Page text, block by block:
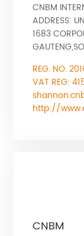
CNBM
ADDRESS:
1683
REG. NO.
VAT REG:
http://
CNBM